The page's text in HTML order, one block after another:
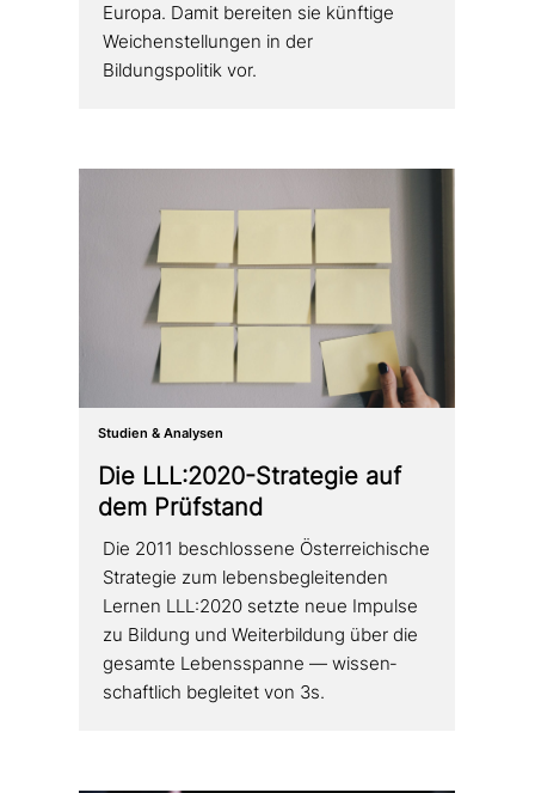
Europa. Damit bereiten sie künftige
Weichenstellungen in der
Bildungspolitik vor.
Studien & Analysen
Die LLL:2020-Strategie auf
dem Prüfstand
Die 2011 beschlos­se­ne Österreichische
Strategie zum lebens­be­glei­ten­den
Lernen LLL:2020 setzte neue Impulse
zu Bildung und Weiterbildung über die
gesamte Lebensspanne — wis­sen­
schaft­lich begleitet von 3s.